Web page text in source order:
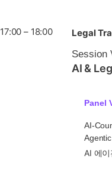
17:00 – 18:00 Legal
Session
AI &
Panel
AI-
AI 에